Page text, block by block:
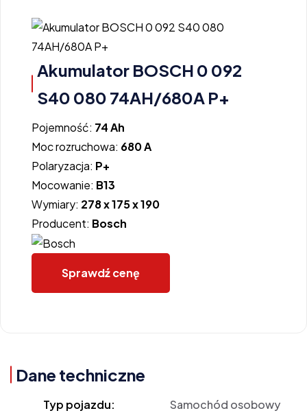
Akumulator BOSCH 0 092
S40 080 74AH/680A P+
Pojemność: 74 Ah
Moc rozruchowa: 680 A
Polaryzacja: P+
Mocowanie: B13
Wymiary: 278 x 175 x 190
Producent: Bosch
Sprawdź cenę
Dane techniczne
Typ pojazdu: Samochód osobowy